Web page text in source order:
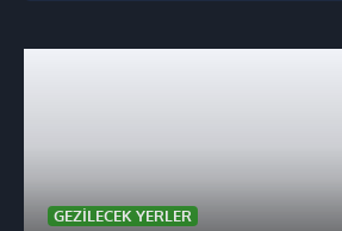
GEZILECEK YERLER